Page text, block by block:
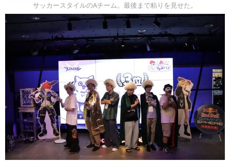
サッカースタイルのAチーム。最後まで粘りを見せた。